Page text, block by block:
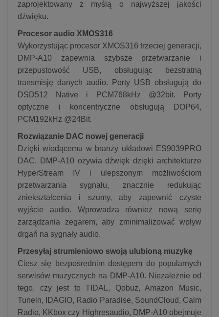
zaprojektowany z myślą o najwyższej jakości
dźwięku.
Procesor audio XMOS316
Wykorzystując procesor XMOS316 trzeciej generacji,
DMP-A10 zapewnia szybsze przetwarzanie i
przepustowość USB, obsługując bezstratną
transmisję danych audio. Porty USB obsługują do
DSD512 Native i PCM768kHz @32bit. Porty
optyczne i koncentryczne obsługują DOP64,
PCM192kHz @24Bit.
Rozwiązanie DAC nowej generacji
Dzięki wiodącemu w branży układowi ES9039PRO
DAC, DMP-A10 ożywia dźwięk dzięki architekturze
HyperStream IV i ulepszonym możliwościom
przetwarzania sygnału, znacznie redukując
zniekształcenia i szumy, aby zapewnić czyste
wyjście audio. Wprowadza również nową serię
zarządzania zegarem, aby zminimalizować wpływ
drgań na sygnały audio.
Przesyłaj strumieniowo swoją ulubioną muzykę
Ciesz się bezpośrednim dostępem do popularnych
serwisów muzycznych na DMP-A10. Niezależnie od
tego, czy jest to TIDAL, Qobuz, Amazon Music,
Tuneln, IDAGIO, Radio Paradise, SoundCloud, Calm
Radio, KKbox czy Highresaudio, DMP-A10 obejmuje